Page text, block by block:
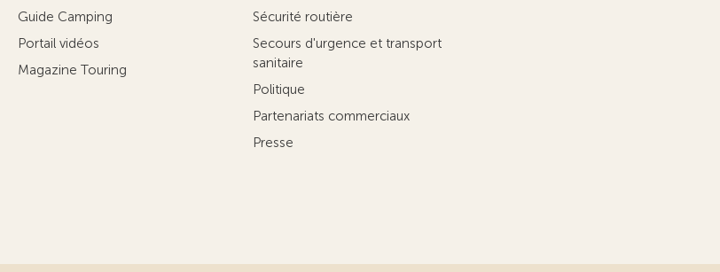
Guide Camping
Portail vidéos
Magazine Touring
Sécurité routière
Secours d'urgence et transport
sanitaire
Politique
Partenariats commerciaux
Presse